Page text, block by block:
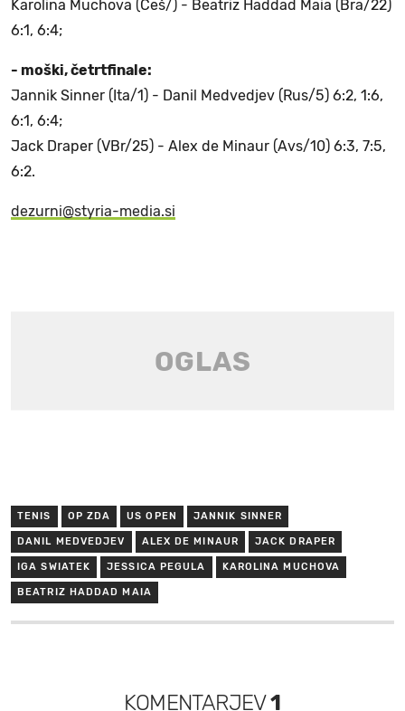
Karolina Muchova (Češ/) - Beatriz Haddad Maia (Bra/22)
6:1, 6:4;
- moški, četrtfinale:
Jannik Sinner (Ita/1) - Danil Medvedjev (Rus/5) 6:2, 1:6,
6:1, 6:4;
Jack Draper (VBr/25) - Alex de Minaur (Avs/10) 6:3, 7:5,
6:2.
dezurni@styria-media.si
TENIS OP ZDA US OPEN JANNIK SINNER
DANIL MEDVEDJEV ALEX DE MINAUR JACK DRAPER
IGA SWIATEK JESSICA PEGULA KAROLINA MUCHOVA
BEATRIZ HADDAD MAIA
KOMENTARJEV1